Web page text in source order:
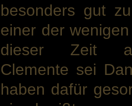
besonders gut
einer der
dieser Zeit
Clemente sei
haben dafür